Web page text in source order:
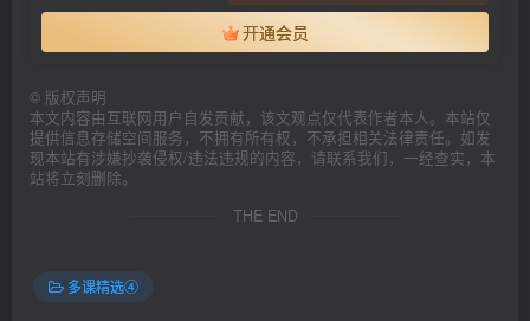
开通会员
© 版权声明
本文内容由互联网用户自发贡献，该文观点仅代表作者本人。本站仅
提供信息存储空间服务，不拥有所有权，不承担相关法律责任。如发
现本站有涉嫌抄袭侵权/违法违规的内容，请联系我们，一经查实，本
站将立刻删除。
THE END
多课精选④